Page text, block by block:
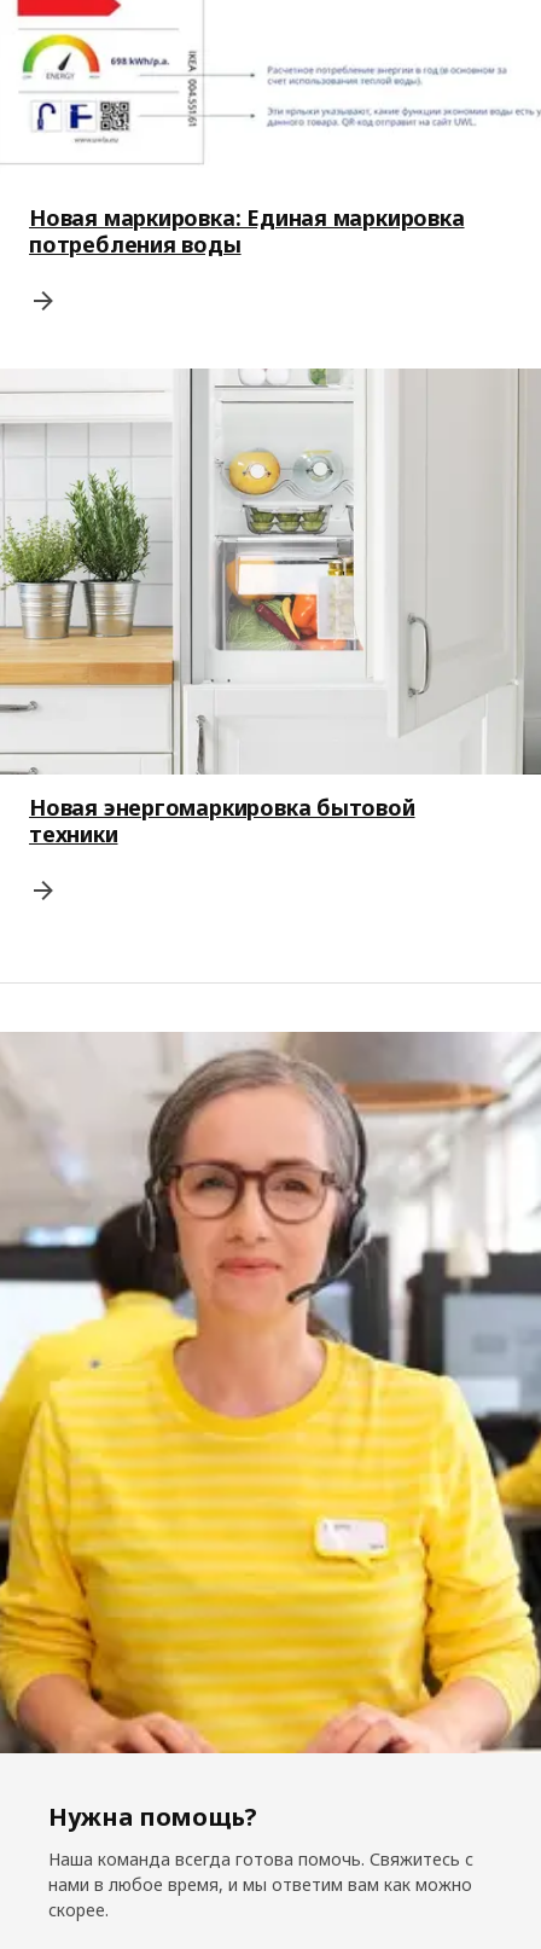
Новая маркировка: Единая маркировка
потребления воды
Новая энергомаркировка бытовой
техники
Нужна помощь?
Наша команда всегда готова помочь. Свяжитесь с
нами в любое время, и мы ответим вам как можно
скорее.